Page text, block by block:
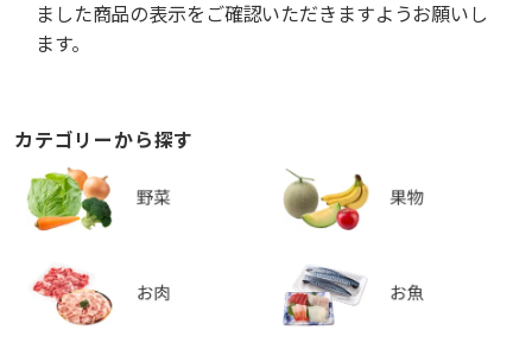
ました商品の表示をご確認いただきますようお願いし
ます。
カテゴリーから探す